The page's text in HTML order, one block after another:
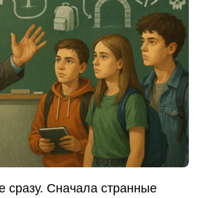
сразу. Сначала странные